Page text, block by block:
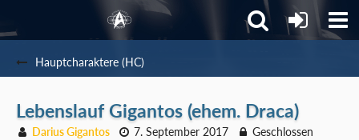
Hauptcharaktere (HC)
Lebenslauf Gigantos (ehem. Draca)
Darius Gigantos 7. September 2017
Geschlossen